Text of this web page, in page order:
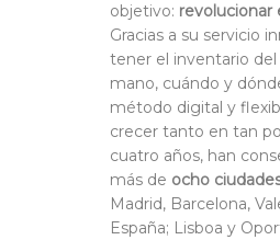
objetivo: revolucionar
Gracias a su servicio
tener el inventario del
mano, cuándo y
método digital y
crecer tanto en tan
cuatro años, han
más de ocho
Madrid, Barcelona,
España; Lisboa y